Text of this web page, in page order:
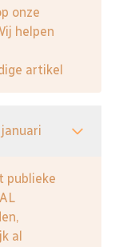
onze
helpen
artikel
publieke
al